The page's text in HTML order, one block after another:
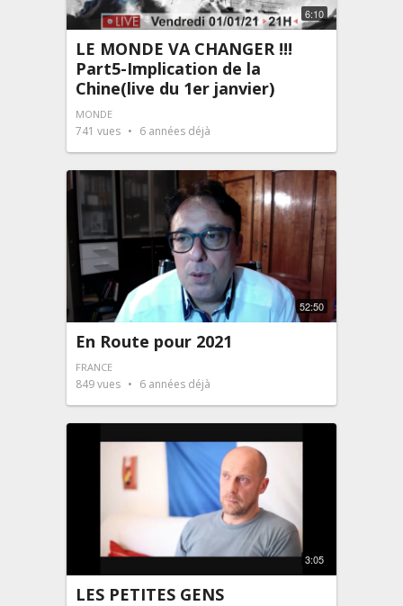
6:10
LE MONDE VA CHANGER !!!
Part5-Implication de la
Chine(live du 1er janvier)
MONDE
741 vues 6 années déjà
52:50
En Route pour 2021
FRANCE
849vues 6 années déjà
3:05
LES PETITES GENS